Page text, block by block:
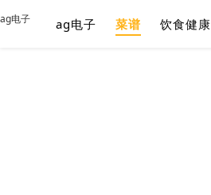
ag电子 ag电子 菜谱 饮食健康